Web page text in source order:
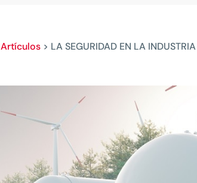
Artículos > LA SEGURIDAD EN LA